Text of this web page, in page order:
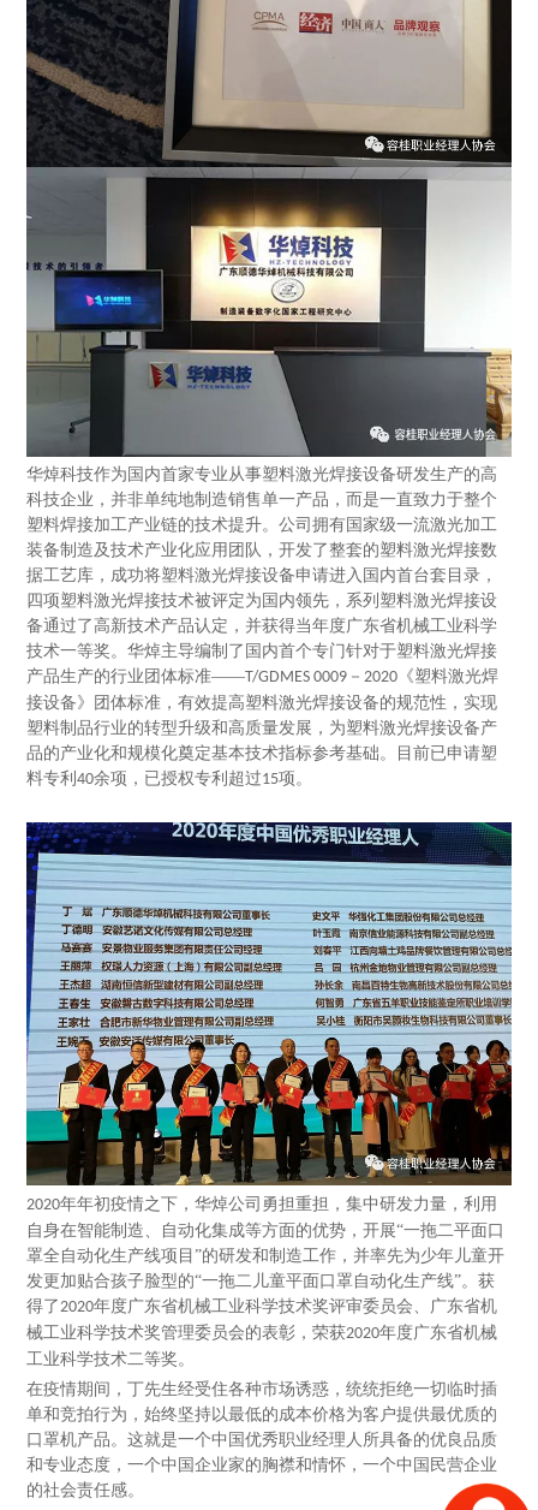
华焯科技作为国内首家专业从事塑料激光焊接设备研发生产的高
科技企业，并非单纯地制造销售单一产品，而是一直致力于整个
塑料焊接加工产业链的技术提升。公司拥有国家级一流激光加工
装备制造及技术产业化应用团队，开发了整套的塑料激光焊接数
据工艺库，成功将塑料激光焊接设备申请进入国内首台套目录，
四项塑料激光焊接技术被评定为国内领先，系列塑料激光焊接设
备通过了高新技术产品认定，并获得当年度广东省机械工业科学
技术一等奖。华焯主导编制了国内首个专门针对于塑料激光焊接
产品生产的行业团体标准——T/GDMES 0009 － 2020 《塑料激光焊
接设备》团体标准，有效提高塑料激光焊接设备的规范性，实现
塑料制品行业的转型升级和高质量发展，为塑料激光焊接设备产
品的产业化和规模化奠定基本技术指标参考基础。目前已申请塑
料专利40余项，已授权专利超过15项。
2020年年初疫情之下，华焯公司勇担重担，集中研发力量，利用
自身在智能制造、自动化集成等方面的优势，开展“一拖二平面口
罩全自动化生产线项目”的研发和制造工作，并率先为少年儿童开
发更加贴合孩子脸型的“一拖二儿童平面口罩自动化生产线”。获
得了2020年度广东省机械工业科学技术奖评审委员会、广东省机
械工业科学技术奖管理委员会的表彰，荣获2020年度广东省机械
工业科学技术二等奖。
在疫情期间，丁先生经受住各种市场诱惑，统统拒绝一切临时插
单和竞拍行为，始终坚持以最低的成本价格为客户提供最优质的
口罩机产品。这就是一个中国优秀职业经理人所具备的优良品质
和专业态度，一个中国企业家的胸襟和情怀，一个中国民营企业
的社会责任感。